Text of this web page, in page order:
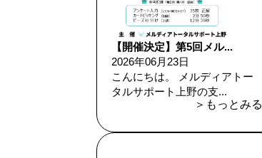
【開催決定】第5回メル...
2026年06月23日
こんにちは。 メルディアトー
タルサポート上野の支...
＞もっとみる